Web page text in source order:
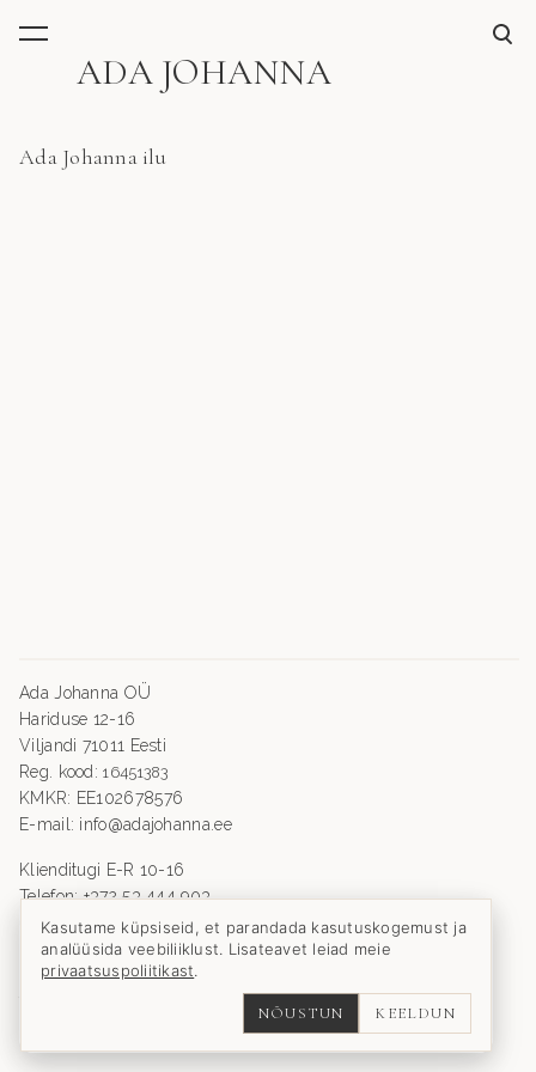
ADA JOHANNA
lisati ostukorvi.
Ada Johanna ilu
Ada Johanna OÜ
Hariduse 12-16
Viljandi 71011 Eesti
Reg. kood:16451383
KMKR: EE102678576
E-mail: info@adajohanna.ee
Klienditugi E-R 10-16
Telefon: +372 53 444 903
Ostutingimused
Privaatsuspoliitika
Kohaletoimetamise info
Kasutame küpsiseid, et parandada kasutuskogemust ja
analüüsida veebiliiklust. Lisateavet leiad meie
privaatsuspoliitikast.
NÕUSTUN KEELDUN